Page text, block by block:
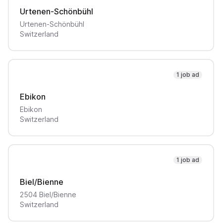
Urtenen-Schönbühl
Urtenen-Schönbühl
Switzerland
1 job ad
Ebikon
Ebikon
Switzerland
1 job ad
Biel/Bienne
2504 Biel/Bienne
Switzerland